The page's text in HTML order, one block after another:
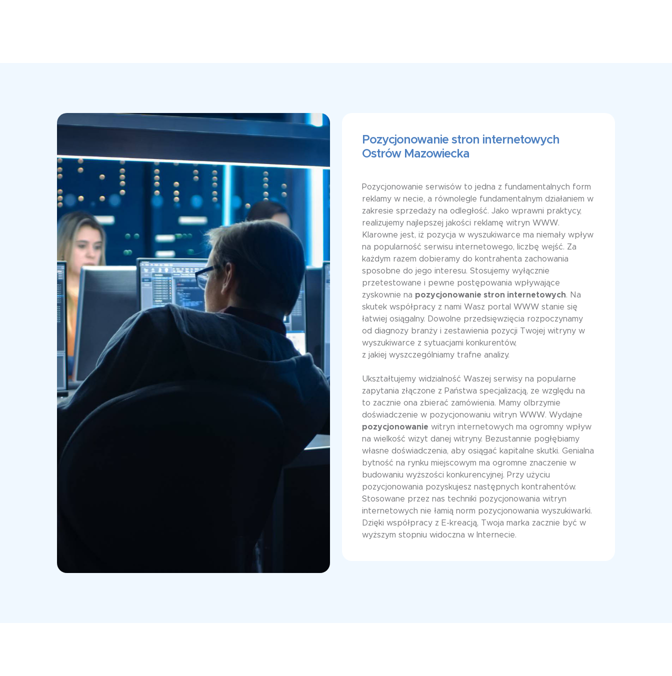
Pozycjonowanie stron internetowych
Ostrów Mazowiecka
Pozycjonowanie serwisów to jedna z fundamentalnych form
reklamy w necie, a równolegle fundamentalnym działaniem w
zakresie sprzedaży na odległość. Jako wprawni praktycy,
realizujemy najlepszej jakości reklamę witryn WWW.
Klarowne jest, iż pozycja w wyszukiwarce ma niemały wpływ
na popularność serwisu internetowego, liczbę wejść. Za
każdym razem dobieramy do kontrahenta zachowania
sposobne do jego interesu. Stosujemy wyłącznie
przetestowane i pewne postępowania wpływające
zyskownie na pozycjonowanie stron internetowych. Na
skutek współpracy z nami Wasz portal WWW stanie się
łatwiej osiągalny. Dowolne przedsięwzięcia rozpoczynamy
od diagnozy branży i zestawienia pozycji Twojej witryny w
wyszukiwarce z sytuacjami konkurentów,
z jakiej wyszczególniamy trafne analizy.
Ukształtujemy widzialność Waszej serwisy na popularne
zapytania złączone z Państwa specjalizacją, ze względu na
to zacznie ona zbierać zamówienia. Mamy olbrzymie
doświadczenie w pozycjonowaniu witryn WWW. Wydajne
pozycjonowanie witryn internetowych ma ogromny wpływ
na wielkość wizyt danej witryny. Bezustannie pogłębiamy
własne doświadczenia, aby osiągać kapitalne skutki. Genialna
bytność na rynku miejscowym ma ogromne znaczenie w
budowaniu wyższości konkurencyjnej. Przy użyciu
pozycjonowania pozyskujesz następnych kontrahentów.
Stosowane przez nas techniki pozycjonowania witryn
internetowych nie łamią norm pozycjonowania wyszukiwarki.
Dzięki współpracy z E-kreacją, Twoja marka zacznie być w
wyższym stopniu widoczna w Internecie.